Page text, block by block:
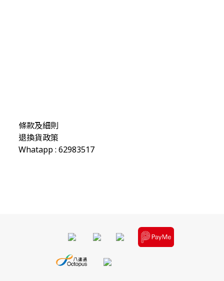
條款及細則
退換貨政策
Whatapp : 62983517